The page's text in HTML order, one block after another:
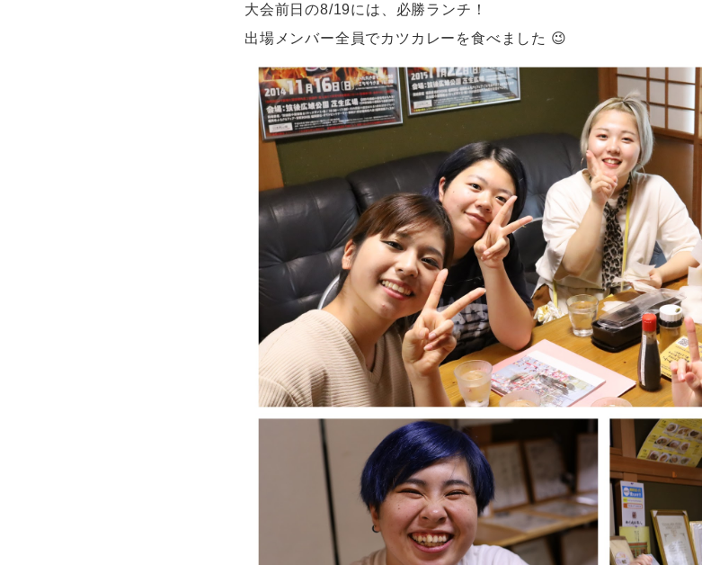
大会前日の8/19には、必勝ランチ！
出場メンバー全員でカツカレーを食べました 😉